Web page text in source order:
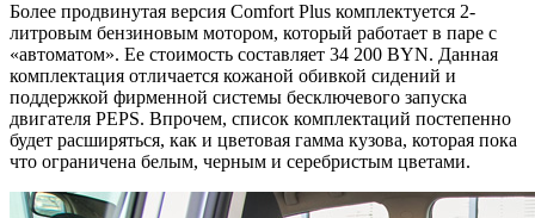
Более продвинутая версия Comfort Plus комплектуется 2-
литровым бензиновым мотором, который работает в паре с
«автоматом». Ее стоимость составляет 34 200 BYN. Данная
комплектация отличается кожаной обивкой сидений и
поддержкой фирменной системы бесключевого запуска
двигателя PEPS. Впрочем, список комплектаций постепенно
будет расширяться, как и цветовая гамма кузова, которая пока
что ограничена белым, черным и серебристым цветами.